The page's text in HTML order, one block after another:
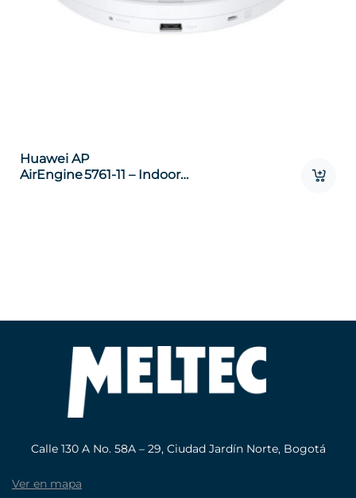
Huawei AP
AirEngine 5761‑11 – Indoor
Calle 130 A No. 58A – 29, Ciudad Jardín Norte, Bogotá
Ver en mapa